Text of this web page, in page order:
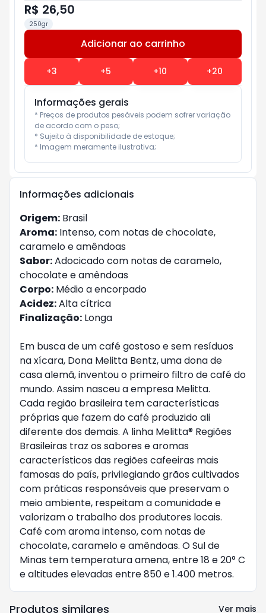
R$ 26,50
250gr
Adicionar ao carrinho
+3 +5 +10 +20
Informações gerais
* Preços de produtos pesáveis podem sofrer variação
de acordo com o peso;
* Sujeito à disponibilidade de estoque;
* Imagem meramente ilustrativa;
Informações adicionais
Origem: Brasil
Aroma: Intenso, com notas de chocolate,
caramelo e amêndoas
Sabor:Adocicado com notas de caramelo,
chocolate e amêndoas
Corpo: Médio a encorpado
Acidez:Alta cítrica
Finalização: Longa
Em busca de um café gostoso e sem resíduos
na xícara, Dona Melitta Bentz, uma dona de
casa alemã, inventou o primeiro filtro de café do
mundo. Assim nasceu a empresa Melitta.
Cada região brasileira tem características
próprias que fazem do café produzido ali
diferente dos demais. A linha Melitta® Regiões
Brasileiras traz os sabores e aromas
característicos das regiões cafeeiras mais
famosas do país, privilegiando grãos cultivados
com práticas responsáveis que preservam o
meio ambiente, respeitam a comunidade e
valorizam o trabalho dos produtores locais.
Café com aroma intenso, com notas de
chocolate, caramelo e amêndoas. O Sul de
Minas tem temperatura amena, entre 18 e 20° C
e altitudes elevadas entre 850 e 1.400 metros.
Produtos similares Ver mais